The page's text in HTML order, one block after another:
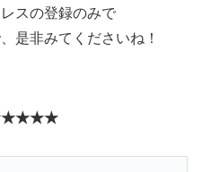
スの登録のみで
是非みてくださいね！